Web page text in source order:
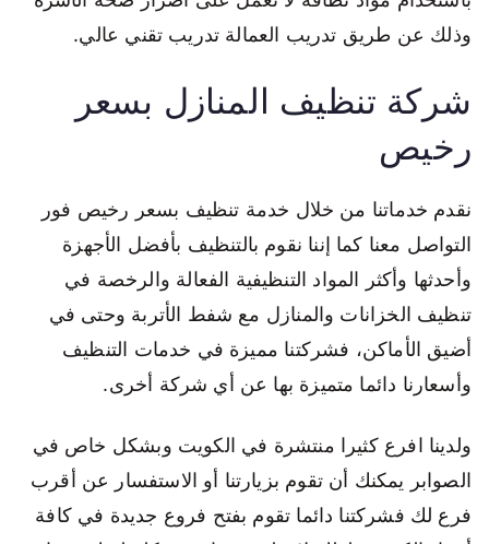
وذلك عن طريق تدريب العمالة تدريب تقني عالي.
شركة تنظيف المنازل بسعر
رخيص
نقدم خدماتنا من خلال خدمة تنظيف بسعر رخيص فور
التواصل معنا كما إننا نقوم بالتنظيف بأفضل الأجهزة
وأحدثها وأكثر المواد التنظيفية الفعالة والرخصة في
تنظيف الخزانات والمنازل مع شفط الأتربة وحتى في
أضيق الأماكن، فشركتنا مميزة في خدمات التنظيف
وأسعارنا دائما متميزة بها عن أي شركة أخرى.
ولدينا افرع كثيرا منتشرة في الكويت وبشكل خاص في
الصوابر يمكنك أن تقوم بزيارتنا أو الاستفسار عن أقرب
فرع لك فشركتنا دائما تقوم بفتح فروع جديدة في كافة